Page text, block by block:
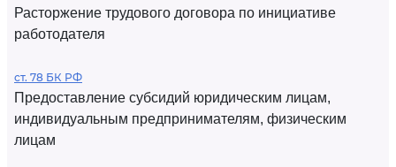
Расторжение трудового договора по инициативе
работодателя
ст. 78 БК РФ
Предоставление субсидий юридическим лицам,
индивидуальным предпринимателям, физическим
лицам